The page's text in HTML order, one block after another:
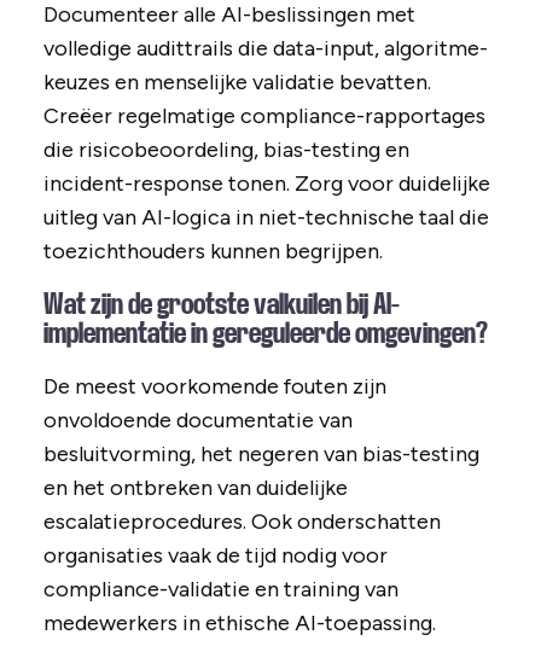
Documenteer alle AI-beslissingen met
volledige audittrails die data-input, algoritme-
keuzes en menselijke validatie bevatten.
Creëer regelmatige compliance-rapportages
die risicobeoordeling, bias-testing en
incident-response tonen. Zorg voor duidelijke
uitleg van AI-logica in niet-technische taal die
toezichthouders kunnen begrijpen.
Wat zijn de grootste valkuilen bij AI-
implementatie in gereguleerde omgevingen?
De meest voorkomende fouten zijn
onvoldoende documentatie van
besluitvorming, het negeren van bias-testing
en het ontbreken van duidelijke
escalatieprocedures. Ook onderschatten
organisaties vaak de tijd nodig voor
compliance-validatie en training van
medewerkers in ethische AI-toepassing.